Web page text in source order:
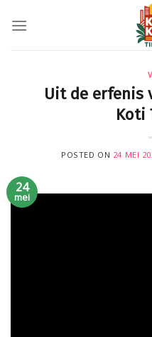
Uit de erfenis
Koti
POSTED ON 24 MEI
24
mei